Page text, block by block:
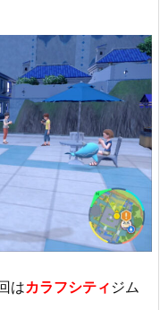
はカラフシティ ジム